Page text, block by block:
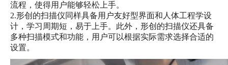
流程，使得用户能够轻松上手。
2.形创的扫描仪同样具备用户友好型界面和人体工程学设
计，学习周期短，易于上手。此外，形创的扫描仪还具备
多种扫描模式和功能，用户可以根据实际需求选择合适的
设置。